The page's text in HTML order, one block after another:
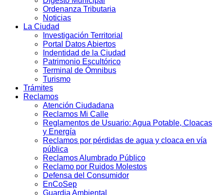
Ordenanza Tributaria
Noticias
La Ciudad
Investigación Territorial
Portal Datos Abiertos
Indentidad de la Ciudad
Patrimonio Escultórico
Terminal de Ómnibus
Turismo
Trámites
Reclamos
Atención Ciudadana
Reclamos Mi Calle
Reglamentos de Usuario: Agua Potable, Cloacas
y Energía
Reclamos por pérdidas de agua y cloaca en vía
pública
Reclamos Alumbrado Público
Reclamo por Ruidos Molestos
Defensa del Consumidor
EnCoSep
Guardia Ambiental